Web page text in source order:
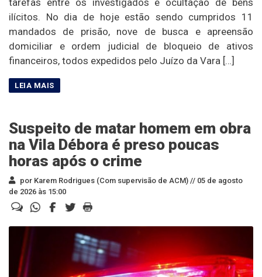
tarefas entre os investigados e ocultação de bens
ilícitos. No dia de hoje estão sendo cumpridos 11
mandados de prisão, nove de busca e apreensão
domiciliar e ordem judicial de bloqueio de ativos
financeiros, todos expedidos pelo Juízo da Vara […]
Suspeito de matar homem em obra
na Vila Débora é preso poucas
horas após o crime
por Karem Rodrigues (Com supervisão de ACM) // 05 de agosto
de 2026 às 15:00